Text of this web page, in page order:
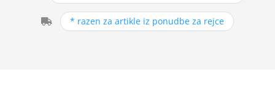
* razen za artikle iz ponudbe za rejce